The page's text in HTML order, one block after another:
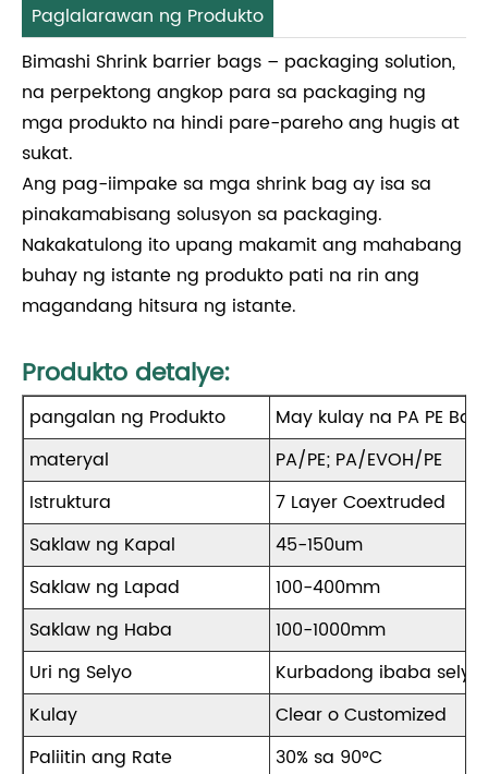
Paglalarawan ng Produkto
Bimashi Shrink barrier bags – packaging solution,
na perpektong angkop para sa packaging ng
mga produkto na hindi pare-pareho ang hugis at
sukat.
Ang pag-iimpake sa mga shrink bag ay isa sa
pinakamabisang solusyon sa packaging.
Nakakatulong ito upang makamit ang mahabang
buhay ng istante ng produkto pati na rin ang
magandang hitsura ng istante.
Produkto detalye:
pangalan ng Produkto
May kulay na PA PE
materyal
PA/PE; PA/EVOH/PE
Istruktura
7 Layer Coextruded
Saklaw ng Kapal
45-150um
Saklaw ng Lapad
100-400mm
Saklaw ng Haba
100-1000mm
Uri ng Selyo
Kurbadong ibaba
Kulay
Clear o Customized
Paliitin ang Rate
30% sa 90°C